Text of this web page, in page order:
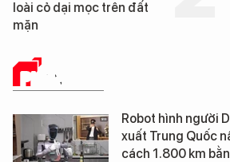
PHÂN TÍCH
Robot hình người
xuất Trung Quốc
cách 1.800 km